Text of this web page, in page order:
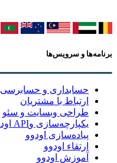
برنامه‌ها و سرویس‌ها
حسابداری و حسابرسی
ارتباط با مشتریان
طراحی وبسایت و سئو
یکپارچه‌سازی وAPI اودوو
پیاده‌سازی اودوو
ارتقاء اودوو
آموزش اودوو